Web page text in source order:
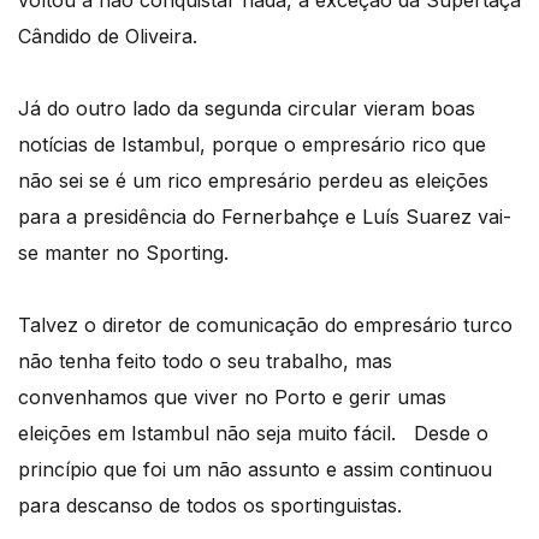
Cândido de Oliveira.
Já do outro lado da segunda circular vieram boas
notícias de Istambul, porque o empresário rico que
não sei se é um rico empresário perdeu as eleições
para a presidência do Fernerbahçe e Luís Suarez vai-
se manter no Sporting.
Talvez o diretor de comunicação do empresário turco
não tenha feito todo o seu trabalho, mas
convenhamos que viver no Porto e gerir umas
eleições em Istambul não seja muito fácil.
Desde o
princípio que foi um não assunto e assim continuou
para descanso de todos os sportinguistas.